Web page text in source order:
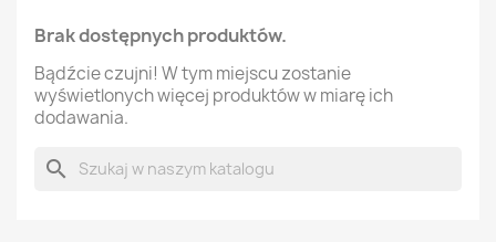
Brak dostępnych produktów.
Bądźcie czujni! W tym miejscu zostanie
wyświetlonych więcej produktów w miarę ich
dodawania.
search